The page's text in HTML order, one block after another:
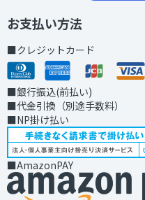
お支払い方法
■クレジットカード
■銀行振込(前払い)
■代金引換（別途手数料）
■NP掛け払い
■AmazonPAY